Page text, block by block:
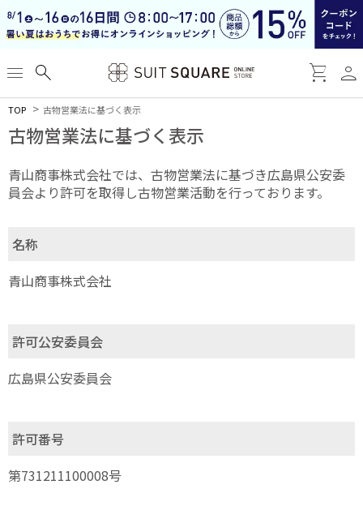
menu search shopping_cart person
TOP 古物営業法に基づく表示
古物営業法に基づく表示
青山商事株式会社では、古物営業法に基づき広島県公安委
員会より許可を取得し古物営業活動を行っております。
名称
青山商事株式会社
許可公安委員会
広島県公安委員会
許可番号
第731211100008号